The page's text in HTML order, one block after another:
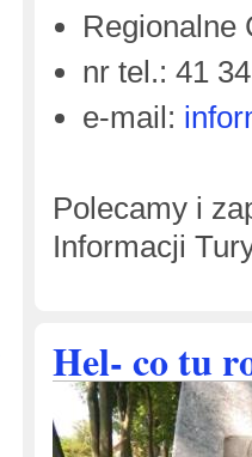
Regionalne
nr tel.: 41
e-mail:
Polecamy i
Informacji
Hel- co tu